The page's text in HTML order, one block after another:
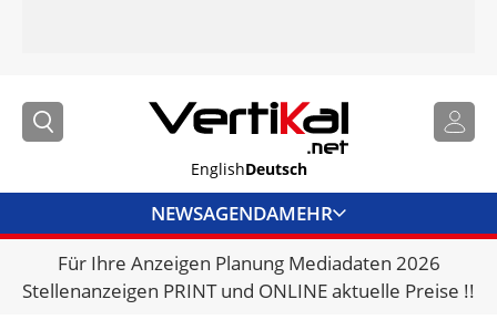
EnglishDeutsch
NEWSAGENDAMEHR
BRANCHENLINKS
VERMIETER
Für Ihre Anzeigen Planung Mediadaten 2026
Stellenanzeigen PRINT und ONLINE aktuelle Preise !!